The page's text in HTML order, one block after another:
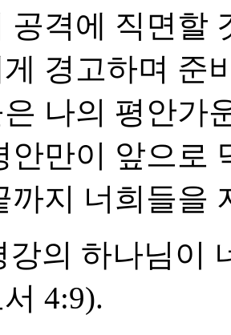
공격에 직면할
경고하며 준
나의 평안가
안만이 앞으로
까지 너희들을
강의 하나님이
4:9).